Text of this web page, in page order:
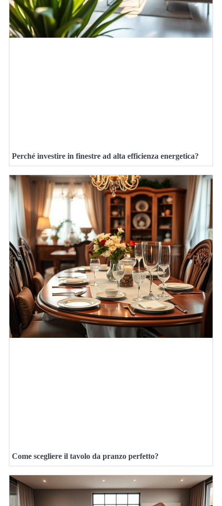
Perché investire in finestre ad alta efficienza energetica?
Come scegliere il tavolo da pranzo perfetto?